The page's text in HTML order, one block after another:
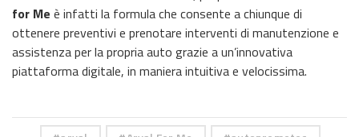
for Me è infatti la formula che consente a chiunque di
ottenere preventivi e prenotare interventi di manutenzione e
assistenza per la propria auto grazie a un’innovativa
piattaforma digitale, in maniera intuitiva e velocissima.